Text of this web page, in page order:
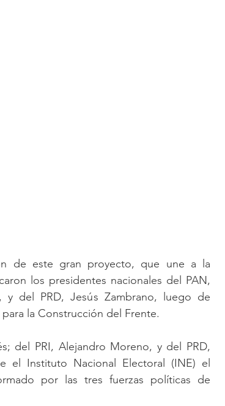
de este gran proyecto, que une a la
los presidentes nacionales del PAN,
del PRD, Jesús Zambrano, luego de
la Construcción del Frente.
del PRI, Alejandro Moreno, y del PRD,
el Instituto Nacional Electoral (INE) el
por las tres fuerzas políticas de